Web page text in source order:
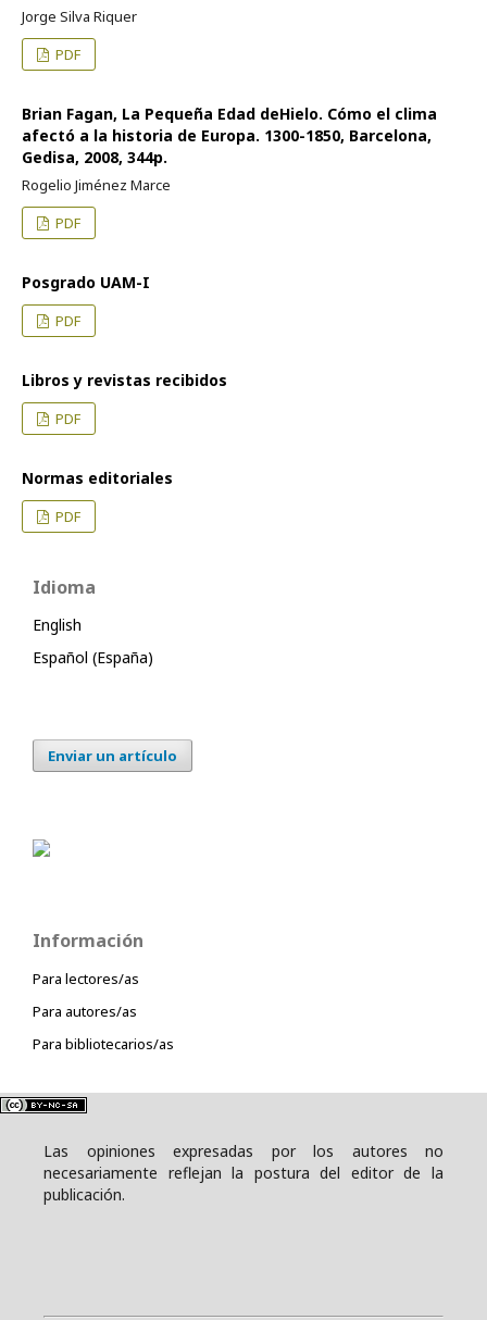
Jorge Silva Riquer
PDF
Brian Fagan, La Pequeña Edad deHielo. Cómo el clima
afectó a la historia de Europa. 1300-1850, Barcelona,
Gedisa, 2008, 344p.
Rogelio Jiménez Marce
PDF
Posgrado UAM-I
PDF
Libros y revistas recibidos
PDF
Normas editoriales
PDF
Idioma
English
Español (España)
Enviar un artículo
Información
Para lectores/as
Para autores/as
Para bibliotecarios/as
Las opiniones expresadas por los autores no
necesariamente reflejan la postura del editor de la
publicación.